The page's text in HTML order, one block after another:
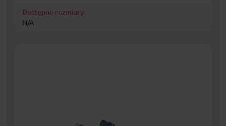
Dostępne rozmiary:
N/A